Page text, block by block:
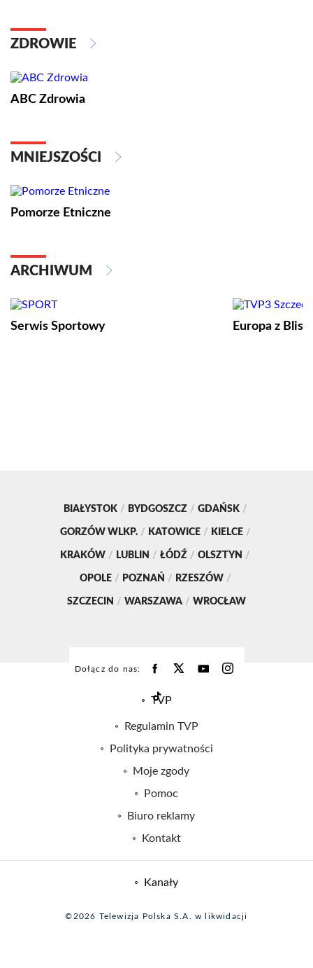
ZDROWIE
ABC Zdrowia
MNIEJSZOŚCI
Pomorze Etniczne
ARCHIWUM
Serwis Sportowy Europa z
BIAŁYSTOK / BYDGOSZCZ / GDAŃSK /
GORZÓW WLKP. / KATOWICE / KIELCE /
KRAKÓW / LUBLIN / ŁÓDŹ / OLSZTYN /
OPOLE / POZNAŃ / RZESZÓW /
SZCZECIN / WARSZAWA / WROCŁAW
Dołącz do nas:
TVP
Centrum informacji TVP
Naziemna Telewizja Cyfrowa
Regulamin TVP
Polityka prywatności
Moje zgody
Pomoc
Biuro reklamy
Kontakt
Kanały
©2026 Telewizja Polska S.A. w likwidacji